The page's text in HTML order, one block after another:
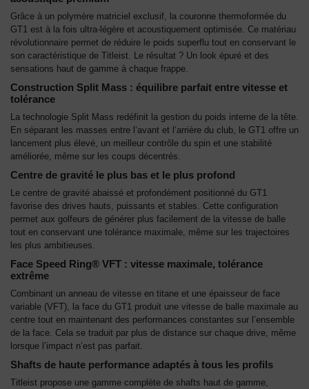
Grâce à un polymère matriciel exclusif, la couronne thermoformée du
GT1 est à la fois ultra-légère et acoustiquement optimisée. Ce matériau
révolutionnaire permet de réduire le poids superflu tout en conservant le
son caractéristique de Titleist. Le résultat ? Un look épuré et des
sensations haut de gamme à chaque frappe.
Construction Split Mass : équilibre parfait entre vitesse et
tolérance
La technologie Split Mass redéfinit la gestion du poids interne de la tête.
En séparant les masses entre l’avant et l’arrière du club, le GT1 offre un
lancement plus élevé, un meilleur contrôle du spin et une stabilité
améliorée, même sur les coups décentrés.
Centre de gravité le plus bas et le plus profond
Le centre de gravité abaissé et profondément positionné du GT1
favorise des drives hauts, puissants et stables. Cette configuration
permet aux golfeurs de générer plus facilement de la vitesse de balle
tout en conservant une tolérance maximale, même sur les trajectoires
les plus ambitieuses.
Face Speed Ring® VFT : vitesse maximale, tolérance
extrême
Combinant un anneau de vitesse en titane et une épaisseur de face
variable (VFT), la face du GT1 produit une vitesse de balle maximale au
centre tout en maintenant des performances constantes sur l’ensemble
de la face. Cela se traduit par plus de distance sur chaque drive, même
lorsque l’impact n’est pas parfait.
Shafts de haute performance adaptés à tous les profils
Titleist propose une gamme complète de shafts haut de gamme,